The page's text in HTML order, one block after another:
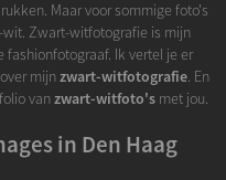
Maar voor sommige foto's
Zwart-witfotografie is mijn
Ik vertel je er
mijnzwart-witfotografie. En
vanzwart-witfoto'smet jou.
in Den Haag